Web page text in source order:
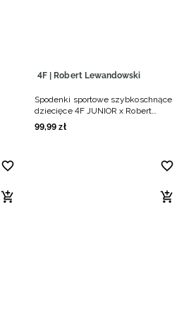
4F | Robert Lewandowski
Spodenki sportowe szybkoschnące
dziecięce 4F JUNIOR x Robert
Lewandowski - czarne
99,99 zł
Słowacki / EUR
Ukraiński / UAH